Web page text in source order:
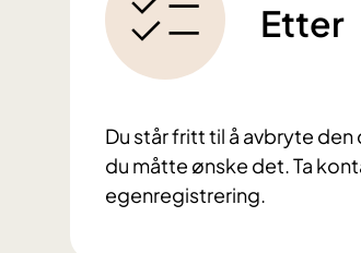
Etter
Du står fritt til å avbryte
du måtte ønske det. Ta
egenregistrering.